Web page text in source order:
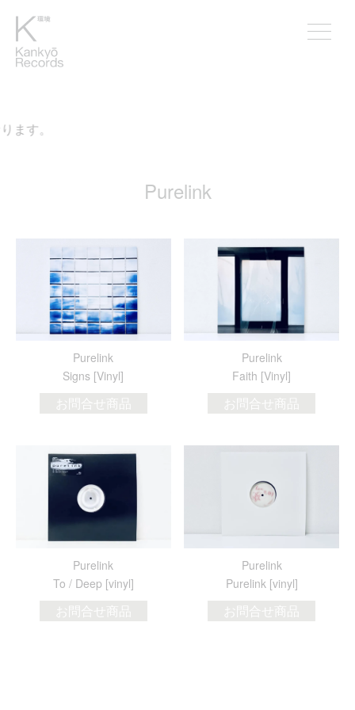
ます。
Purelink
Purelink
Signs [Vinyl]
お問合せ商品
Purelink
Faith [Vinyl]
お問合せ商品
Purelink
To / Deep [vinyl]
お問合せ商品
Purelink
Purelink [vinyl]
お問合せ商品